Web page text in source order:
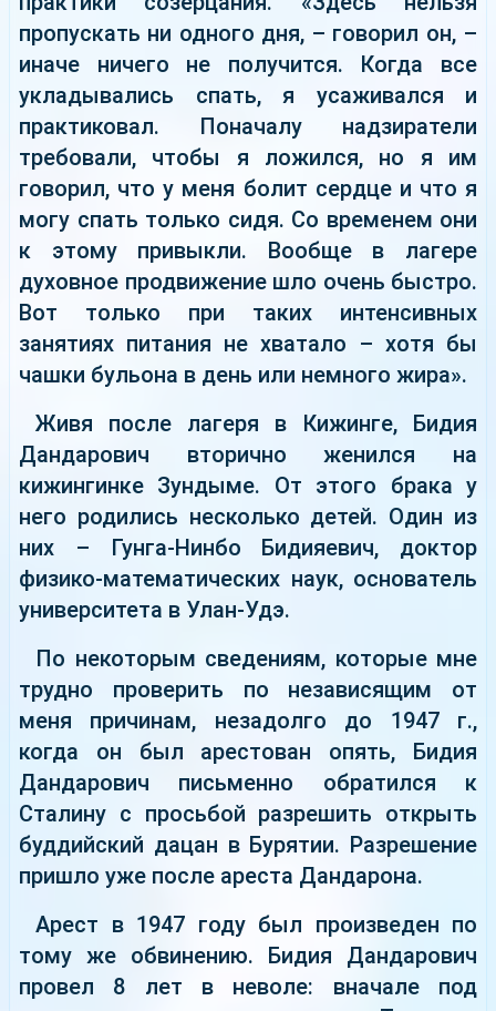
пропускать ни одного дня, – говорил он, –
иначе ничего не получится. Когда все
укладывались спать, я усаживался и
практиковал. Поначалу надзиратели
требовали, чтобы я ложился, но я им
говорил, что у меня болит сердце и что я
могу спать только сидя. Со временем они
к этому привыкли. Вообще в лагере
духовное продвижение шло очень быстро.
Вот только при таких интенсивных
занятиях питания не хватало – хотя бы
чашки бульона в день или немного жира».
Живя после лагеря в Кижинге, Бидия
Дандарович вторично женился на
кижингинке Зундыме. От этого брака у
него родились несколько детей. Один из
них – Гунга-Нинбо Бидияевич, доктор
физико-математических наук, основатель
университета в Улан-Удэ.
По некоторым сведениям, которые мне
трудно проверить по независящим от
меня причинам, незадолго до 1947 г.,
когда он был арестован опять, Бидия
Дандарович письменно обратился к
Сталину с просьбой разрешить открыть
буддийский дацан в Бурятии. Разрешение
пришло уже после ареста Дандарона.
Арест в 1947 году был произведен по
тому же обвинению. Бидия Дандарович
провел 8 лет в неволе: вначале под